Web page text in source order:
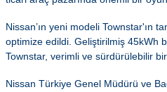
Nissan’ın yeni modeli Townstar'ın
optimize edildi. Geliştirilmiş 45kWh
Townstar, verimli ve sürdürülebilir
Nissan Türkiye Genel Müdürü ve